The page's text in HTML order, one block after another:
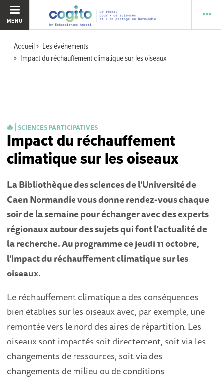
MENU
Accueil
Les événements
Impact du réchauffement climatique sur les oiseaux
🐙 ⎜SCIENCES PARTICIPATIVES
Impact du réchauffement
climatique sur les oiseaux
La Bibliothèque des sciences de l'Université de
Caen Normandie vous donne rendez-vous chaque
soir de la semaine pour échanger avec des experts
régionaux autour des sujets qui font l'actualité de
la recherche. Au programme ce jeudi 11 octobre,
l'impact du réchauffement climatique sur les
oiseaux.
Le réchauffement climatique a des conséquences
bien établies sur les oiseaux avec, par exemple, une
remontée vers le nord des aires de répartition. Les
oiseaux sont impactés soit directement, soit via les
changements de ressources, soit via des
changements de milieu ou de conditions